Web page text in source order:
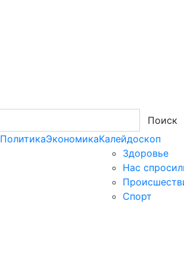
Поиск
ПолитикаЭкономикаКалейдоскоп
Здоровье
Нас
Спорт